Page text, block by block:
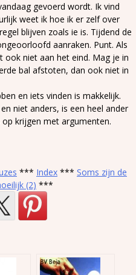
gevoerd wordt. Ik vind
weet ik hoe ik er zelf over
blijven zoals ie is. Tijdend de
aanraken. Punt. Als
ook niet aan het eind. Mag je in
bal afstoten, dan ook niet in
en iets vinden is makkelijk.
niet anders, is een heel ander
krijgen met argumenten.
*** Index *** Soms zijn de
(2) ***